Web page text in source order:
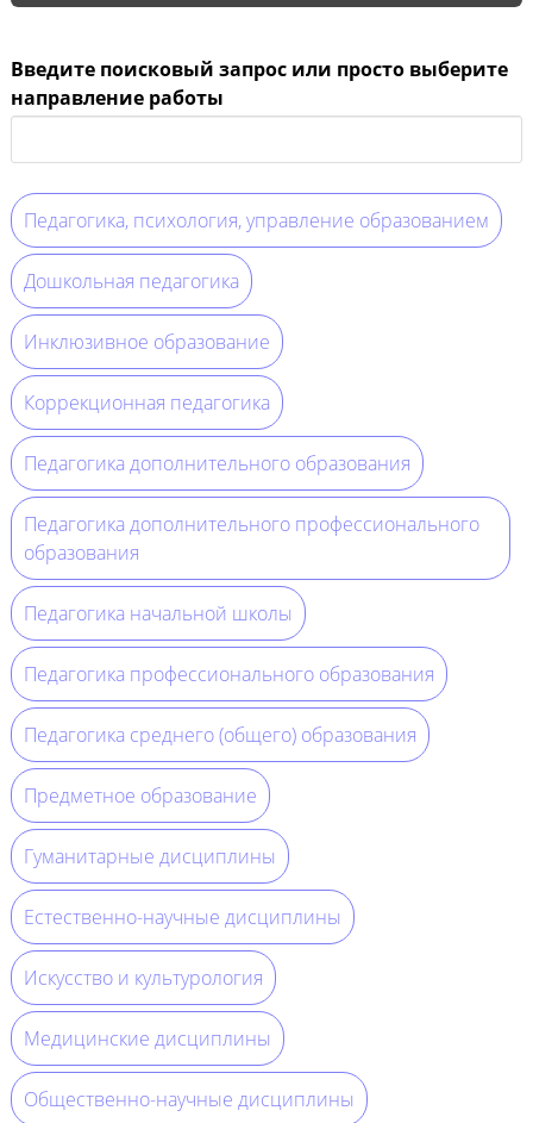
Введите поисковый запрос или просто выберите
направление работы
Педагогика, психология, управление образованием
Дошкольная педагогика
Инклюзивное образование
Коррекционная педагогика
Педагогика дополнительного образования
Педагогика дополнительного профессионального
образования
Педагогика начальной школы
Педагогика профессионального образования
Педагогика среднего (общего) образования
Предметное образование
Гуманитарные дисциплины
Естественно-научные дисциплины
Искусство и культурология
Медицинские дисциплины
Общественно-научные дисциплины